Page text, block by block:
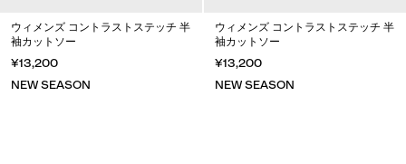
ウィメンズ コントラストステッチ 半
袖カットソー
¥13,200
NEW SEASON
ウィメンズ コントラストステッチ 半
袖カットソー
¥13,200
NEW SEASON